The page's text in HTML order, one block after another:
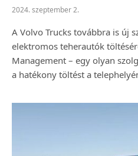
2024. szeptember 2.
A Volvo Trucks továbbra is új
elektromos teherautók
Management – egy olyan
a hatékony töltést a